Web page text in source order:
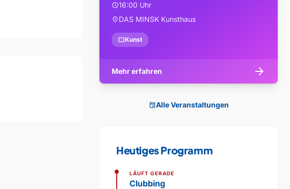
schedule16:00 Uhr
location_onDAS MINSK Kunsthaus
confirmation_numberKunst
Mehr erfahren arrow_forward
eventAlle Veranstaltungen
Heutiges Programm
LÄUFT GERADE
Clubbing